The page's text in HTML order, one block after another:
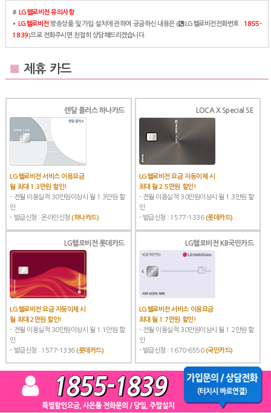
# LG헬로비전 유의사항
* LG헬로비전방송상품 및 가입 설치에 관하여 궁금하신 내용은 ( LG헬로비전전화번호 : 1855-
1839)으로 전화주시면 친절히 상담해드리겠습니다.
■제휴 카드
렌탈 플러스 하나카드
LG헬로비전 서비스 이용요금
월 최대 1.3만원 할인!
- 전월 이용실적 30만원이상시 월 1.3만원 할
인
- 발급신청 : 온라인신청(하나카드)
LOCA X Special SE
LG헬로비전 요금 자동이체 시
최대 월 2.5만원 할인!
- 전월 이용실적 30만원이상시 월 1.3만원 할
인
- 발급신청 : 1577-1336(롯데카드)
LG헬로비전 롯데카드
LG헬로비전 요금 자동이체 시
월 최대 2만원 할인!
- 전월 이용실적 30만원이상시 월 1.1만원 할
인
- 발급신청 : 1577-1336(롯데카드)
LG헬로비전 KB국민카드
LG헬로비전 서비스 이용요금
최대 월 1.7만원 할인!
- 전월 이용실적 30만원이상시 월 1.2만원 할
인
- 발급신청 : 1670-6550(국민카드)